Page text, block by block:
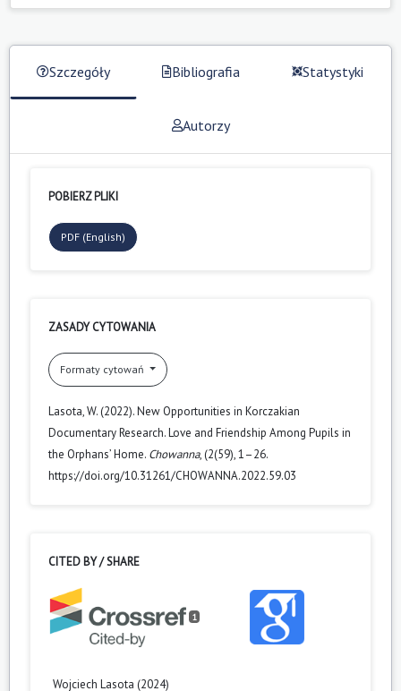
Szczegóły Bibliografia Statystyki
Autorzy
POBIERZ PLIKI
PDF (English)
ZASADY CYTOWANIA
Formaty cytowań
Lasota, W. (2022). New Opportunities in Korczakian
Documentary Research. Love and Friendship Among Pupils in
the Orphans’ Home. Chowanna, (2(59), 1–26.
https://doi.org/10.31261/CHOWANNA.2022.59.03
CITED BY / SHARE
1
Wojciech Lasota (2024)